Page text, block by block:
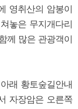
영취산의 암봉이
놓은 무지개다리
께 많은 관광객이
래 황토숲길안내
자장암은 오른쪽